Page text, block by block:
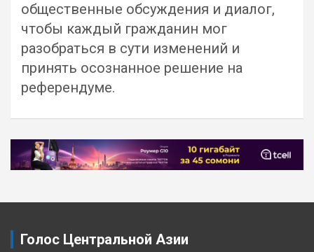
общественные обсуждения и диалог,
чтобы каждый гражданин мог
разобраться в сути изменений и
принять осознанное решение на
референдуме.
Навигация
по
Голос Центральной Азии